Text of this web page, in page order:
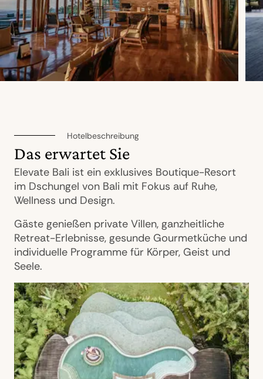
Hotelbeschreibung
Das erwartet Sie
Elevate Bali ist ein exklusives Boutique-Resort
im Dschungel von Bali mit Fokus auf Ruhe,
Wellness und Design.
Gäste genießen private Villen, ganzheitliche
Retreat-Erlebnisse, gesunde Gourmetküche und
individuelle Programme für Körper, Geist und
Seele.